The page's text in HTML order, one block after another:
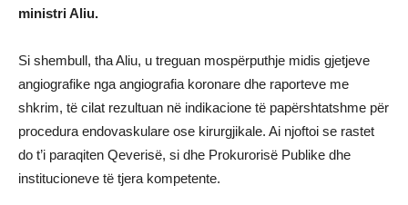
ministri Aliu.
Si shembull, tha Aliu, u treguan mospërputhje midis gjetjeve
angiografike nga angiografia koronare dhe raporteve me
shkrim, të cilat rezultuan në indikacione të papërshtatshme për
procedura endovaskulare ose kirurgjikale. Ai njoftoi se rastet
do t’i paraqiten Qeverisë, si dhe Prokurorisë Publike dhe
institucioneve të tjera kompetente.